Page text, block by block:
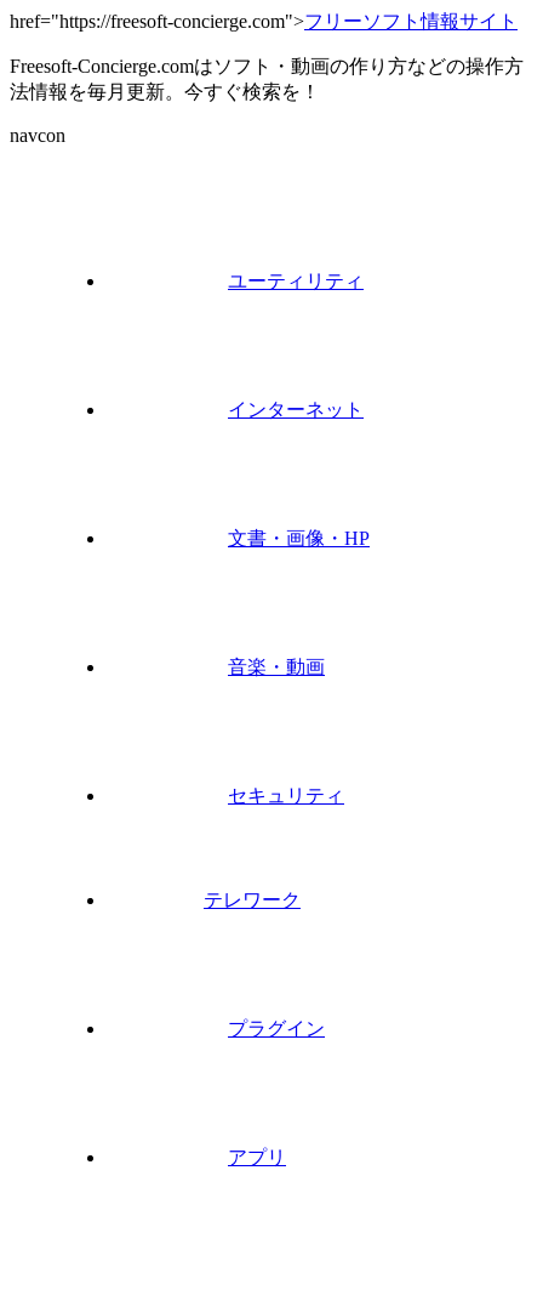
href="https://freesoft-concierge.com">フリーソフト情報サイト
Freesoft-Concierge.comはソフト・動画の作り方などの操作方
法情報を毎月更新。今すぐ検索を！
navcon
ユーティリティ
インターネット
文書・画像・HP
音楽・動画
セキュリティ
テレワーク
プラグイン
アプリ